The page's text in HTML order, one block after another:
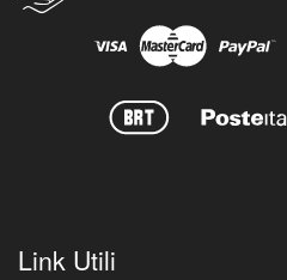
Link Utili